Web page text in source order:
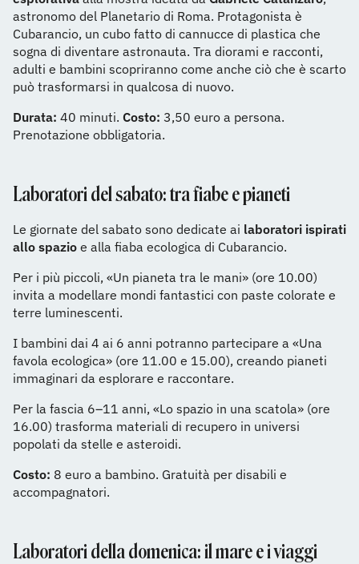
astronomo del Planetario di Roma. Protagonista è
Cubarancio, un cubo fatto di cannucce di plastica che
sogna di diventare astronauta. Tra diorami e racconti,
adulti e bambini scopriranno come anche ciò che è scarto
può trasformarsi in qualcosa di nuovo.
Durata: 40 minuti. Costo: 3,50 euro a persona.
Prenotazione obbligatoria.
Laboratori del sabato: tra fiabe e pianeti
Le giornate del sabato sono dedicate ai laboratori ispirati
allo spazio e alla fiaba ecologica di Cubarancio.
Per i più piccoli, «Un pianeta tra le mani» (ore 10.00)
invita a modellare mondi fantastici con paste colorate e
terre luminescenti.
I bambini dai 4 ai 6 anni potranno partecipare a «Una
favola ecologica» (ore 11.00 e 15.00), creando pianeti
immaginari da esplorare e raccontare.
Per la fascia 6–11 anni, «Lo spazio in una scatola» (ore
16.00) trasforma materiali di recupero in universi
popolati da stelle e asteroidi.
Costo: 8 euro a bambino. Gratuità per disabili e
accompagnatori.
Laboratori della domenica: il mare e i viaggi